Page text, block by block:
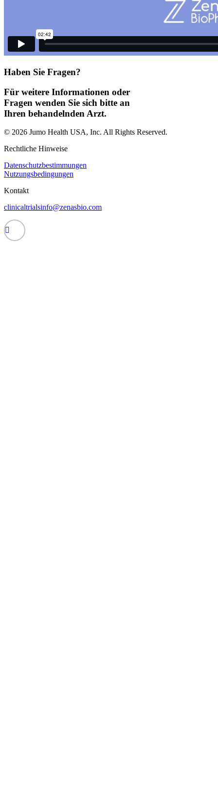
Haben Sie Fragen?
Für weitere Informationen oder
Fragen wenden Sie sich bitte an
Ihren behandelnden Arzt.
© 2026 Jumo Health USA, Inc. All Rights Reserved.
Rechtliche Hinweise
Datenschutzbestimmungen
Nutzungsbedingungen
Kontakt
clinicaltrialsinfo@zenasbio.com